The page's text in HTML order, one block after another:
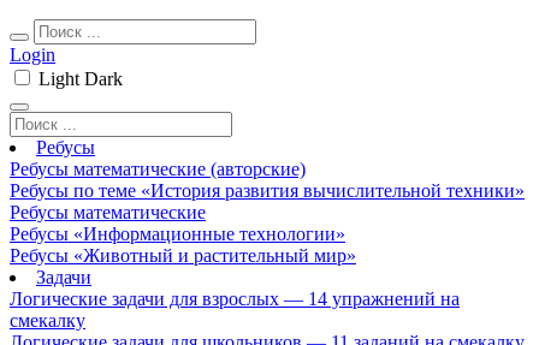
Login
Light Dark
Ребусы
Ребусы математические (авторские)
Ребусы по теме «История развития вычислительной техники»
Ребусы математические
Ребусы «Информационные технологии»
Ребусы «Животный и растительный мир»
Задачи
Логические задачи для взрослых — 14 упражнений на
смекалку